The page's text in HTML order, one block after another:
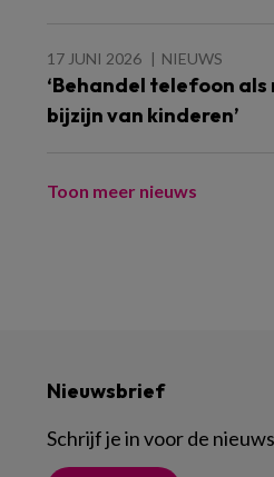
17 JUNI 2026 NIEUWS
‘Behandel telefoon
bijzijn van kinderen’
Toon meer nieuws
Nieuwsbrief
Schrijf je in voor de